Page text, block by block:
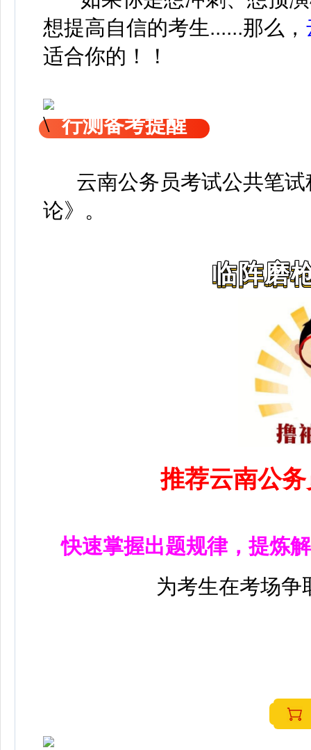
想提高自信的考生......那么，
适合你的！！
行测备考提醒
云南公务员考试公共笔试
论》 。
临阵磨
推荐云南公
快速掌握出题规律，提炼
为考生在考场争